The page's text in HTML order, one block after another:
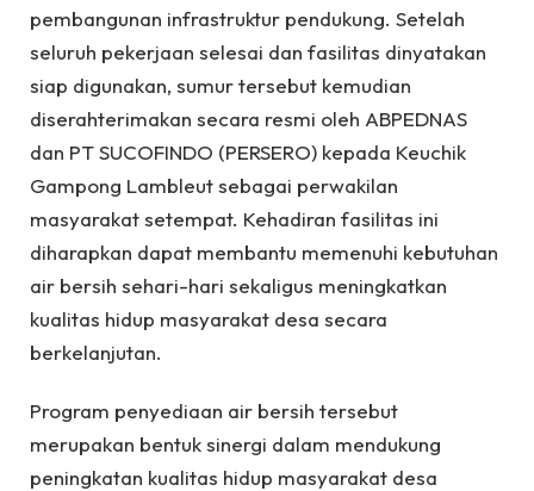
pembangunan infrastruktur pendukung. Setelah
seluruh pekerjaan selesai dan fasilitas dinyatakan
siap digunakan, sumur tersebut kemudian
diserahterimakan secara resmi oleh ABPEDNAS
dan PT SUCOFINDO (PERSERO) kepada Keuchik
Gampong Lambleut sebagai perwakilan
masyarakat setempat. Kehadiran fasilitas ini
diharapkan dapat membantu memenuhi kebutuhan
air bersih sehari-hari sekaligus meningkatkan
kualitas hidup masyarakat desa secara
berkelanjutan.
Program penyediaan air bersih tersebut
merupakan bentuk sinergi dalam mendukung
peningkatan kualitas hidup masyarakat desa